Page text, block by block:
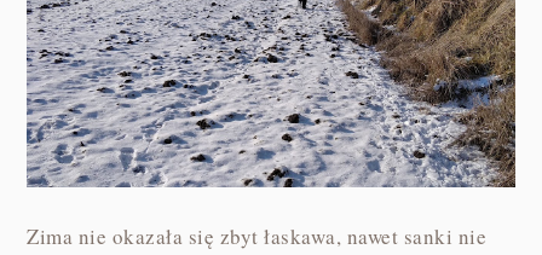
Zima nie okazała się zbyt łaskawa, nawet sanki nie